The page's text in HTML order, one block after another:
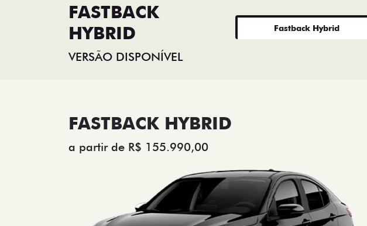
FASTBACK
HYBRID
VERSÃO DISPONÍVEL
Fastback Hybrid
FASTBACK HYBRID
a partir de R$ 155.990,00